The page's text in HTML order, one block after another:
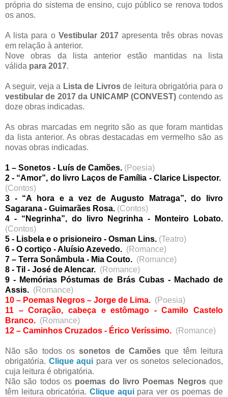
própria do sistema de ensino, cujo público se renova todos
os anos.
A lista para o Vestibular 2017 apresenta três obras novas
em relação à anterior.
Nove obras da lista anterior estão mantidas na lista
válida para 2017.
A seguir, veja a Lista de Livrosde leitura obrigatória para o
vestibular de 2017 da UNICAMP (CONVEST) contendo as
doze obras indicadas.
As obras marcadas em negrito são as que foram mantidas
da lista anterior. As obras destacadas em vermelho são as
novas obras indicadas.
1 – Sonetos - Luís de Camões. (Poesia)
2 - “Amor”, do livro Laços de Família - Clarice Lispector.
(Contos)
3 - “A hora e a vez de Augusto Matraga”, do livro
Sagarana - Guimarães Rosa. (Contos)
4 - “Negrinha”, do livro Negrinha - Monteiro Lobato.
(Contos)
5 - Lisbela e o prisioneiro - Osman Lins. (Teatro)
6 - O cortiço - Aluísio Azevedo. (Romance)
7 – Terra Sonâmbula - Mia Couto. (Romance)
8 - Til - José de Alencar. (Romance)
9 - Memórias Póstumas de Brás Cubas - Machado de
Assis. (Romance)
10 – Poemas Negros – Jorge de Lima. (Poesia)
11 – Coração, cabeça e estômago - Camilo Castelo
Branco. (Romance)
12 – Caminhos Cruzados - Érico Veríssimo. (Romance)
Não são todos ossonetos de Camões que têm leitura
obrigatória. Clique aqui para ver os sonetos selecionados,
cuja leitura é obrigatória.
Não são todos os poemas do livro Poemas Negrosque
têm leitura obricatória. Clique aquipara ver os poemas de